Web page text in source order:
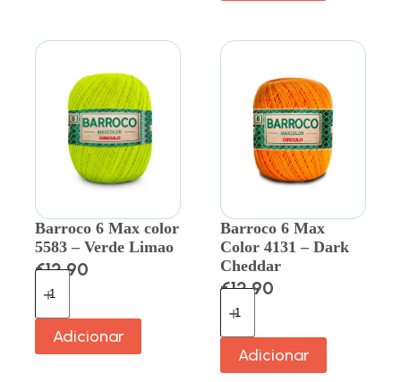
Barroco 6 Max color
5583 – Verde Limao
€12.90
Adicionar
Barroco 6 Max
Color 4131 – Dark
Cheddar
€12.90
Adicionar